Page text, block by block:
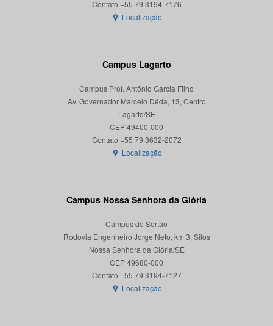
Localização
Campus Lagarto
Campus Prof. Antônio Garcia Filho
Av. Governador Marcelo Déda, 13, Centro
Lagarto/SE
CEP 49400-000
Localização
Campus Nossa Senhora da Glória
Campus do Sertão
Rodovia Engenheiro Jorge Neto, km 3, Silos
Nossa Senhora da Glória/SE
CEP 49680-000
Contato +55 79 3194-7127
Localização